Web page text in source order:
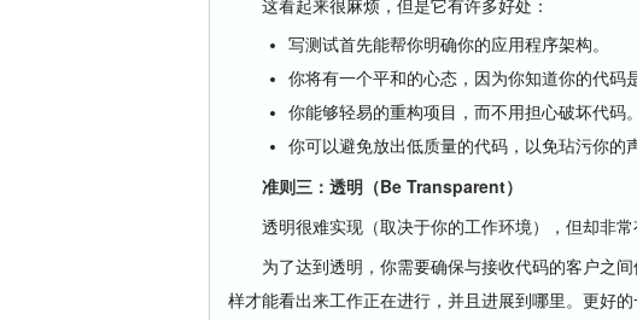
这看起来很麻烦，但是它有许多好处：
写测试首先能帮你明确你的应用程序架构。
你将有一个平和的心态，因为你知道你的代码
你能够轻易的重构项目，而不用担心破坏代码。
你可以避免放出低质量的代码，以免玷污你的
准则三：透明（Be Transparent）
透明很难实现（取决于你的工作环境），但却非常
为了达到透明，你需要确保与接收代码的客户之间
样才能看出来工作正在进行，并且进展到哪里。更好